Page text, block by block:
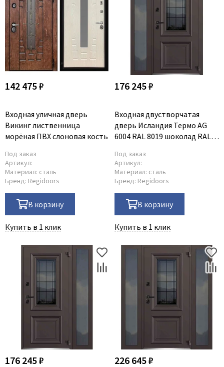
142 475 ₽
Входная уличная дверь
Викинг лиственница
морёная ПВХ слоновая кость
Под заказ
Артикул:
Материал: сталь
Бренд: Regidoors
В корзину
Купить в 1 клик
176 245 ₽
Входная двустворчатая
дверь Исландия Термо AG
6004 RAL 8019 шоколад RAL
Под заказ
Артикул:
Материал: сталь
Бренд: Regidoors
В корзину
Купить в 1 клик
176 245 ₽ 226 645 ₽